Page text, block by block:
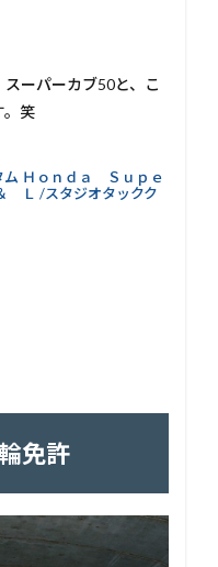
ーパーカブ50と、こ
。笑
ム Ｈｏｎｄａ Ｓｕｐｅ
/スタジオタックク
免許